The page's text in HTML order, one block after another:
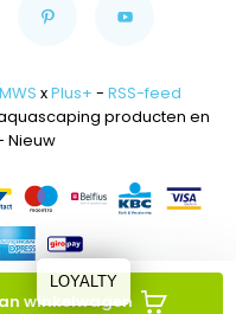
winkelwagen
xPlus+ - RSS-feed
producten en
Nieuw
LOYALTY